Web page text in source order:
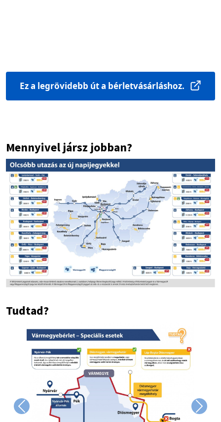
Ez a legrövidebb út a bérletvásárláshoz.
Mennyivel jársz jobban?
Image
Tudtad?
Image
Previous Next